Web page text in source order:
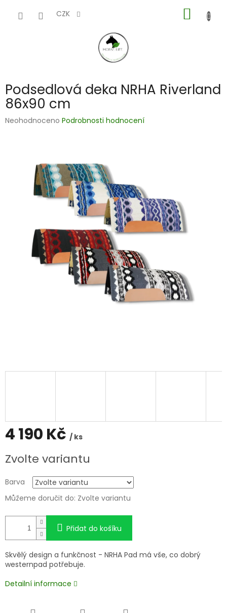
CZK
KOŠÍK
Podsedlová deka NRHA Riverland
86x90 cm
Průměrné
hvězdiček.
Neohodnoceno Podrobnosti hodnocení
4 190 Kč / ks
cena:
Zvolte variantu
Barva
Můžeme doručit do: Zvolte variantu
Přidat do košíku
Skvělý design a funkčnost - NRHA Pad má vše, co dobrý
westernpad potřebuje.
Detailní informace